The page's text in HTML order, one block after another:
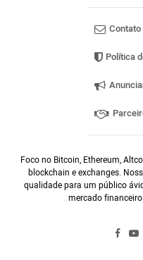
Contato
Política
Foco no Bitcoin, Ethereum,
blockchain e exchanges.
qualidade para um público
mercado